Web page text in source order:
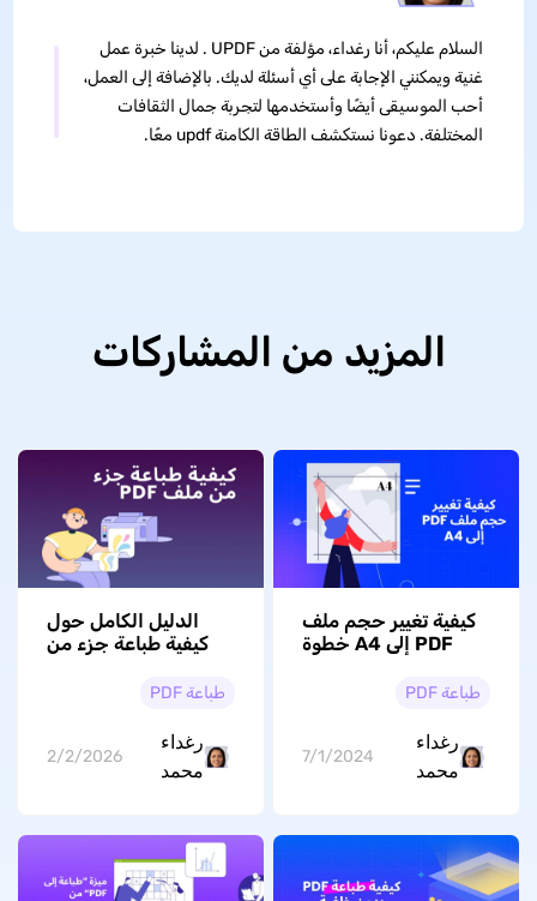
السلام عليكم، أنا رغداء، مؤلفة من UPDF . لدينا خبرة عمل
غنية ويمكنني الإجابة على أي أسئلة لديك. بالإضافة إلى العمل،
أحب الموسيقى أيضًا وأستخدمها لتجربة جمال الثقافات
المختلفة. دعونا نستكشف الطاقة الكامنة updf معًا.
المزيد من المشاركات
كيفية تغيير حجم ملف
PDF إلى A4 خطوة
طباعة PDF
رغداء
محمد
7/1/2024
الدليل الكامل حول
كيفية طباعة جزء من
طباعة PDF
رغداء
محمد
2/2/2026